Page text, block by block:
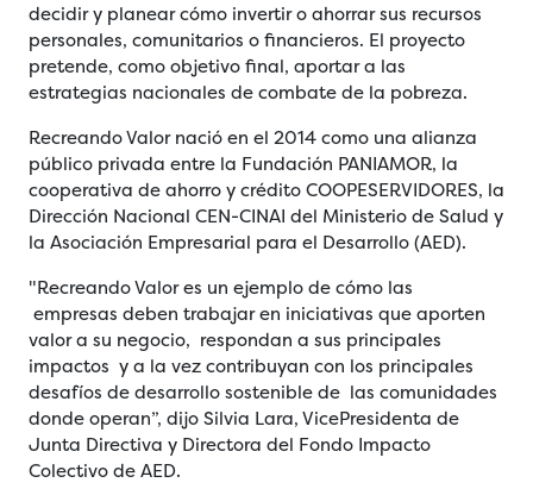
decidir y planear cómo invertir o ahorrar sus recursos
personales, comunitarios o financieros. El proyecto
pretende, como objetivo final, aportar a las
estrategias nacionales de combate de la pobreza.
Recreando Valor nació en el 2014 como una alianza
público privada entre la Fundación PANIAMOR, la
cooperativa de ahorro y crédito COOPESERVIDORES, la
Dirección Nacional CEN-CINAI del Ministerio de Salud y
la Asociación Empresarial para el Desarrollo (AED).
"Recreando Valor es un ejemplo de cómo las
empresas deben trabajar en iniciativas que aporten
valor a su negocio, respondan a sus principales
impactos y a la vez contribuyan con los principales
desafíos de desarrollo sostenible de las comunidades
donde operan”, dijo Silvia Lara, VicePresidenta de
Junta Directiva y Directora del Fondo Impacto
Colectivo de AED.